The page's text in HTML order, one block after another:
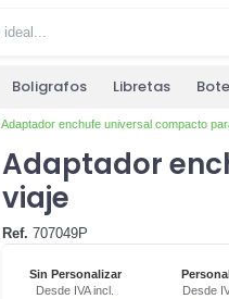
Boligrafos Libretas
Adaptador enchufe universal compacto
Adaptador
viaje
Ref. 707049P
Sin Personalizar
Desde IVA incl.
Desde